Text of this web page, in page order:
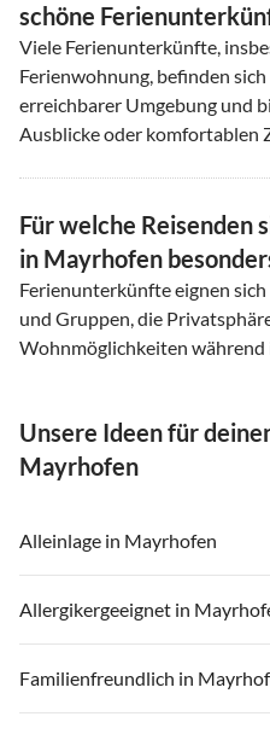
schöne
Viele Ferienunterkünfte,
Ferienwohnung, befinden
erreichbarer Umgebung und
Ausblicke oder komfortablen
Für welche Reisenden
in Mayrhofen
Ferienunterkünfte eignen
und Gruppen, die
Wohnmöglichkeiten
Unsere Ideen für
Mayrhofen
Alleinlage in Mayrhofen
Allergikergeeignet in
Familienfreundlich in